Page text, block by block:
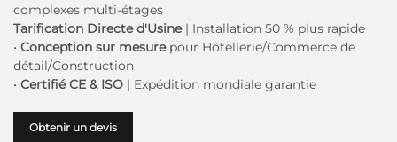
complexes multi-étages
Tarification Directe d'Usine | Installation 50 % plus rapide
• Conception sur mesure pour Hôtellerie/Commerce de
détail/Construction
• Certifié CE & ISO | Expédition mondiale garantie
Obtenir un devis